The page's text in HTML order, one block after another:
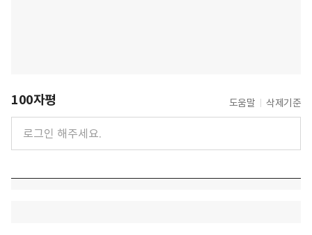
100자평 도움말 삭제기준